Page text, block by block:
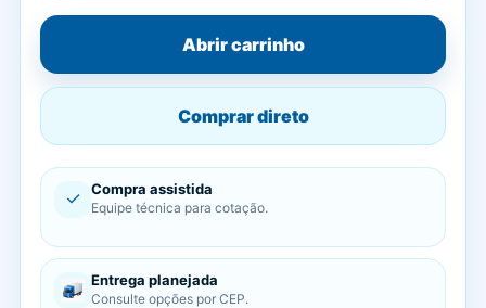
Abrir carrinho
Comprar direto
✓ Compra assistida
Equipe técnica para cotação.
Entrega planejada
Consulte opções por CEP.